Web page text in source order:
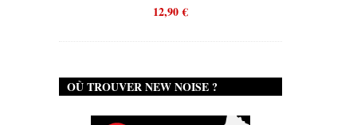
12,90€
OÙ TROUVER NEW NOISE ?